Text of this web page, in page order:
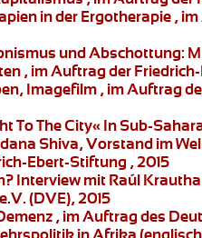
in der Ergotherapie ,
und Abschottung:
, im Auftrag der
, Imagefilm , im Auftrag
To The City« In Sub-
Shiva, Vorstand im
Ebert-Stiftung , 2015
Interview mit Raúl
(DVE), 2015
, im Auftrag des
in Afrika